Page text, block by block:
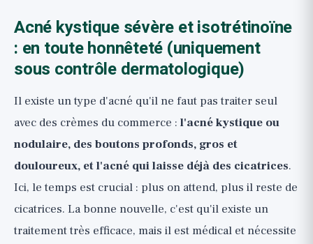
Acné kystique sévère et isotrétinoïne
: en toute honnêteté (uniquement
sous contrôle dermatologique)
Il existe un type d'acné qu'il ne faut pas traiter seul
avec des crèmes du commerce : l'acné kystique ou
nodulaire, des boutons profonds, gros et
douloureux, et l'acné qui laisse déjà des cicatrices.
Ici, le temps est crucial : plus on attend, plus il reste de
cicatrices. La bonne nouvelle, c'est qu'il existe un
traitement très efficace, mais il est médical et nécessite